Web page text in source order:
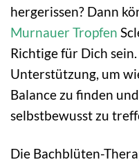
hergerissen? Dann
MurnauerTropfen
Richtige für Dich
Unterstützung, um
Balance zu finden
selbstbewusst zu
Die Bachblüten-